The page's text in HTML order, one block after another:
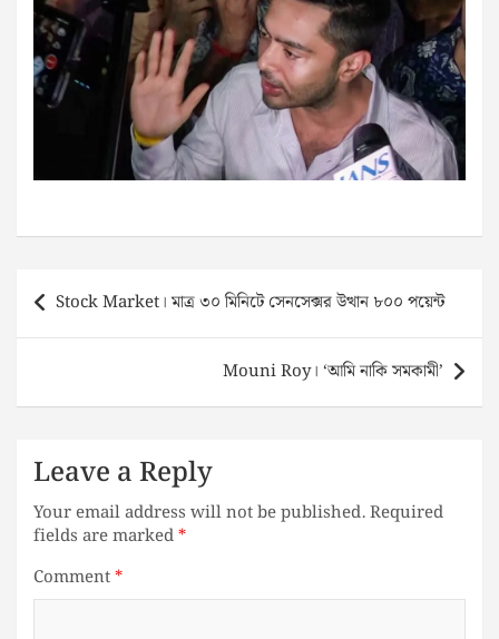
Post
navigation
Stock Market। মাত্র ৩০ মিনিটে সেনসেক্সর উত্থান ৮০০ পয়েন্ট
Mouni Roy। ‘আমি নাকি সমকামী’
Leave a Reply
Your email address will not be published.Required
fields are marked*
Comment*